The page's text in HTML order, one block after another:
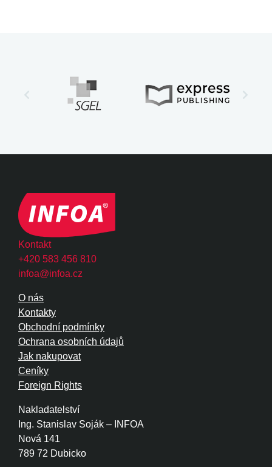
Kontakt
+420 583 456 810
infoa@infoa.cz
Nakladatelství
Ing. Stanislav Soják – INFOA
Nová 141
789 72 Dubicko
O nás
Kontakty
Obchodní podmínky
Ochrana osobních údajů
Jak nakupovat
Ceníky
Foreign Rights